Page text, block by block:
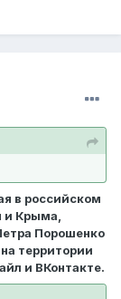
в российском
и Крыма,
Порошенко
территории
и ВКонтакте.